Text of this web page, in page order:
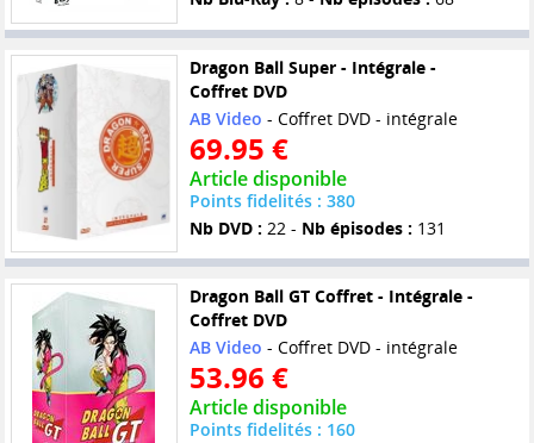
Dragon Ball Super - Intégrale -
Coffret DVD
AB Video - Coffret DVD - intégrale
69.95 €
Article disponible
Points fidelités : 380
Nb DVD : 22 - Nb épisodes : 131
Dragon Ball GT Coffret - Intégrale -
Coffret DVD
AB Video - Coffret DVD - intégrale
53.96 €
Article disponible
Points fidelités : 160